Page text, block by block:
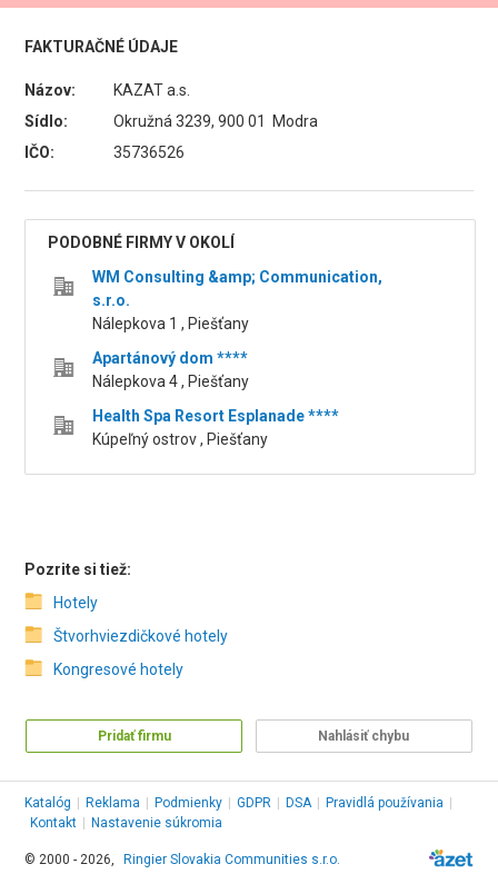
FAKTURAČNÉ ÚDAJE
Názov:
KAZAT a.s.
Sídlo:
Okružná 3239, 900 01 Modra
IČO:
35736526
PODOBNÉ FIRMY V OKOLÍ
WM Consulting &amp; Communication,
s.r.o.
Nálepkova 1 , Piešťany
Apartánový dom ****
Nálepkova 4 , Piešťany
Health Spa Resort Esplanade ****
Kúpeľný ostrov , Piešťany
Pozrite si tiež:
Hotely
Štvorhviezdičkové hotely
Kongresové hotely
Pridať firmu Nahlásiť chybu
Katalóg Reklama Podmienky GDPR DSA Pravidlá používania
Kontakt
Nastavenie súkromia
© 2000 - 2026, Ringier Slovakia Communities s.r.o.